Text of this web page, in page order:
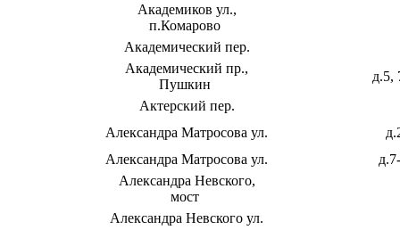
Академиков ул.,
п.Комарово
Академический пер.
Академический пр.,
Пушкин
д.5,
Актерский пер.
Александра Матросова ул.
Александра Матросова ул.
Александра Невского,
мост
Александра Невского ул.